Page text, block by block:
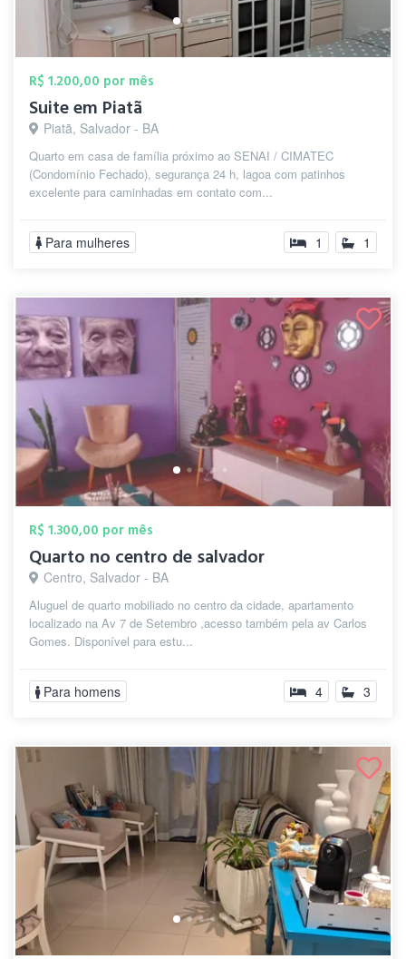
R$ 1.200,00 por mês
Suite em Piatã
Piatã, Salvador - BA
Quarto em casa de família próximo ao SENAI / CIMATEC
(Condomínio Fechado), segurança 24 h, lagoa com patinhos
excelente para caminhadas em contato com...
Para mulheres 1 1
R$ 1.300,00 por mês
Quarto no centro de salvador
Centro, Salvador - BA
Aluguel de quarto mobiliado no centro da cidade, apartamento
localizado na Av 7 de Setembro ,acesso também pela av Carlos
Gomes. Disponível para estu...
Para homens 4 3